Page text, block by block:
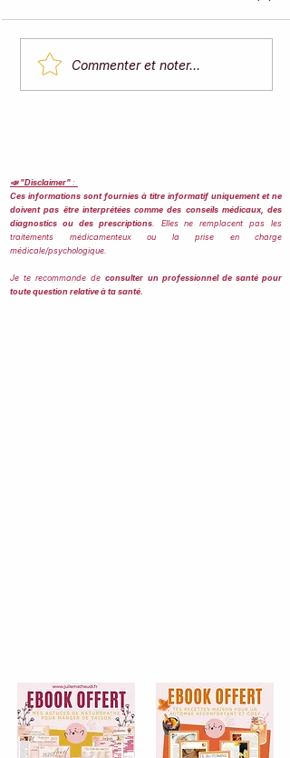
Les micronutriments
essentiels : leurs rôles et
Commenter et noter...
📣 "Disclaimer":
Ces informations sont fournies à titre informatif uniquement et ne
doivent pas être interprétées comme des conseils médicaux, des
diagnostics ou des prescriptions. Elles ne remplacent pas les
traitements médicamenteux ou la prise en charge
médicale/psychologique.
Je te recommande deconsulter un professionnel de santé pour
toute question relative à ta santé.